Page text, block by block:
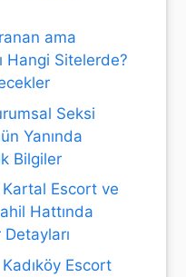
ama
Hangi Sitelerde?
Seksi
Yanında
Bilgiler
Escort ve
Hattında
Detayları
Escort